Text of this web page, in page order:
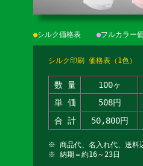
●シルク価格表 ●フルカラー
シルク印刷 価格表（1色）
数 量 100ヶ
単 価
508円
合 計
50,800円
※ 商品代、名入れ代、送料
※ 納期＝約16～23日